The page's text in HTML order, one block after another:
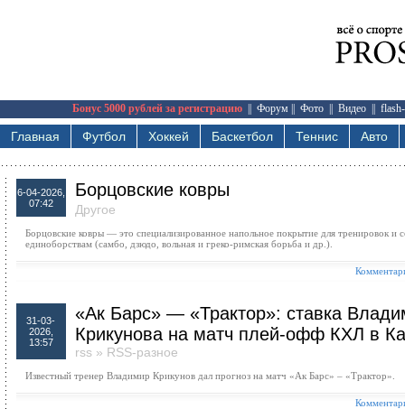
Бонус 5000 рублей за регистрацию Форум Фото Видео
Главная Футбол Хоккей Баскетбол Теннис Авто
6-04-2026,
07:42
Борцовские ковры
Другое
Борцовские ковры — это специализированное напольное покрытие для тренировок и
единоборствам (самбо, дзюдо, вольная и греко-римская борьба и др.).
31-03-
2026,
13:57
«Ак Барс» — «Трактор»: ставка
Крикунова на матч плей-офф КХЛ в
rss » RSS-разное
Известный тренер Владимир Крикунов дал прогноз на матч «Ак Барс» – «Трактор».